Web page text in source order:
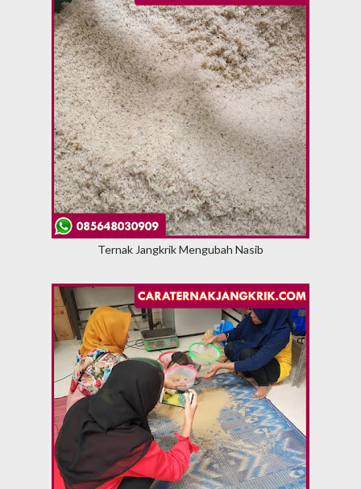
Ternak Jangkrik Mengubah Nasib